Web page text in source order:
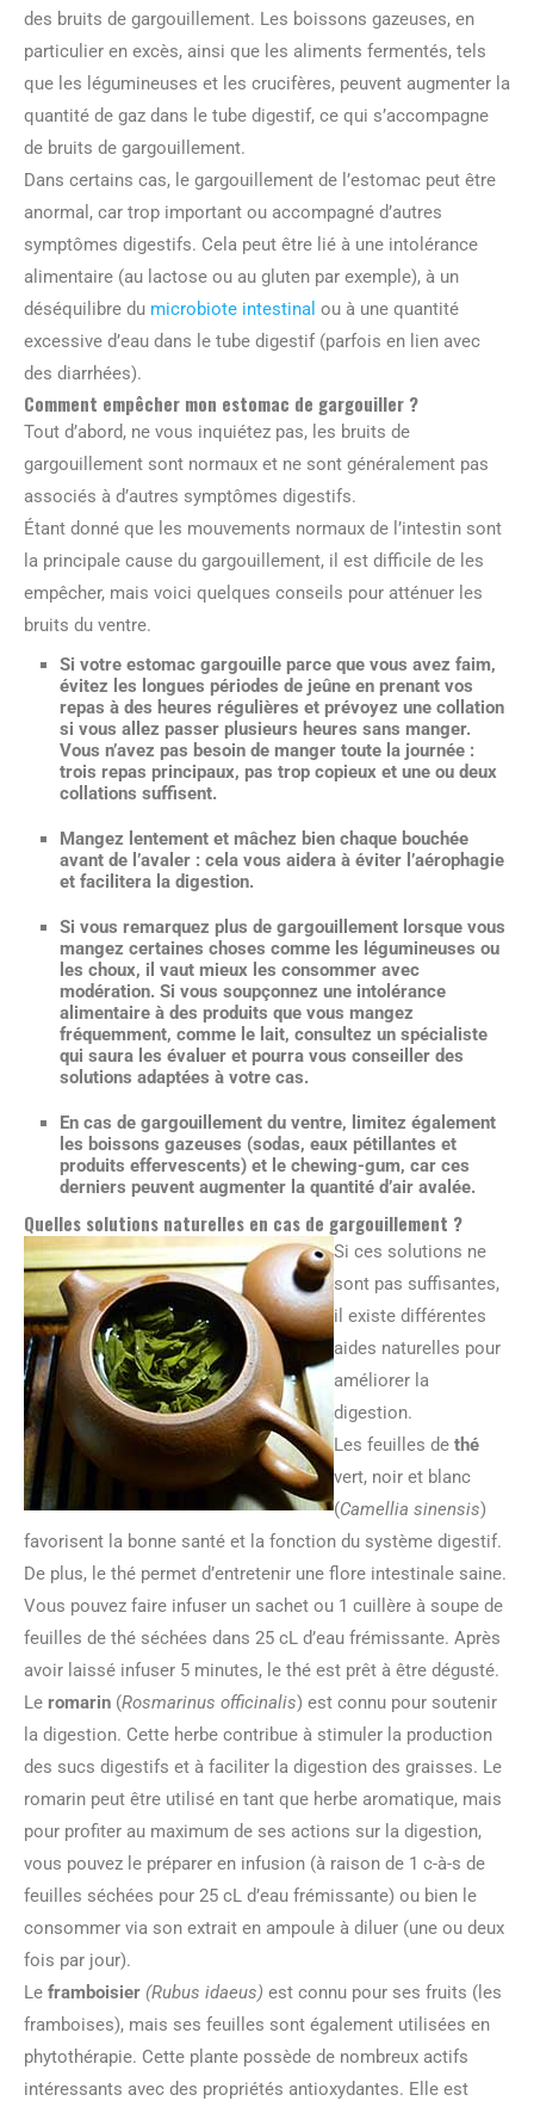
des bruits de gargouillement. Les boissons gazeuses, en
particulier en excès, ainsi que les aliments fermentés, tels
que les légumineuses et les crucifères, peuvent augmenter la
quantité de gaz dans le tube digestif, ce qui s’accompagne
de bruits de gargouillement.
Dans certains cas, le gargouillement de l’estomac peut être
anormal, car trop important ou accompagné d’autres
symptômes digestifs. Cela peut être lié à une intolérance
alimentaire (au lactose ou au gluten par exemple), à un
déséquilibre du microbiote intestinal ou à une quantité
excessive d’eau dans le tube digestif (parfois en lien avec
des diarrhées).
Comment empêcher mon estomac de gargouiller ?
Tout d’abord, ne vous inquiétez pas, les bruits de
gargouillement sont normaux et ne sont généralement pas
associés à d’autres symptômes digestifs.
Étant donné que les mouvements normaux de l’intestin sont
la principale cause du gargouillement, il est difficile de les
empêcher, mais voici quelques conseils pour atténuer les
bruits du ventre.
Si votre estomac gargouille parce que vous avez faim,
évitez les longues périodes de jeûne en prenant vos
repas à des heures régulières et prévoyez une collation
si vous allez passer plusieurs heures sans manger.
Vous n’avez pas besoin de manger toute la journée :
trois repas principaux, pas trop copieux et une ou deux
collations suffisent.
Mangez lentement et mâchez bien chaque bouchée
avant de l’avaler : cela vous aidera à éviter l’aérophagie
et facilitera la digestion.
Si vous remarquez plus de gargouillement lorsque vous
mangez certaines choses comme les légumineuses ou
les choux, il vaut mieux les consommer avec
modération. Si vous soupçonnez une intolérance
alimentaire à des produits que vous mangez
fréquemment, comme le lait, consultez un spécialiste
qui saura les évaluer et pourra vous conseiller des
solutions adaptées à votre cas.
En cas de gargouillement du ventre, limitez également
les boissons gazeuses (sodas, eaux pétillantes et
produits effervescents) et le chewing-gum, car ces
derniers peuvent augmenter la quantité d’air avalée.
Quelles solutions naturelles en cas de gargouillement ?
Si ces solutions ne
sont pas suffisantes,
il existe différentes
aides naturelles pour
améliorer la
digestion.
Les feuilles de thé
vert, noir et blanc
(Camellia sinensis)
favorisent la bonne santé et la fonction du système digestif.
De plus, le thé permet d’entretenir une flore intestinale saine.
Vous pouvez faire infuser un sachet ou 1 cuillère à soupe de
feuilles de thé séchées dans 25 cL d’eau frémissante. Après
avoir laissé infuser 5 minutes, le thé est prêt à être dégusté.
Le romarin (Rosmarinus officinalis) est connu pour soutenir
la digestion. Cette herbe contribue à stimuler la production
des sucs digestifs et à faciliter la digestion des graisses. Le
romarin peut être utilisé en tant que herbe aromatique, mais
pour profiter au maximum de ses actions sur la digestion,
vous pouvez le préparer en infusion (à raison de 1 c-à-s de
feuilles séchées pour 25 cL d’eau frémissante) ou bien le
consommer via son extrait en ampoule à diluer (une ou deux
fois par jour).
Le framboisier (Rubus idaeus) est connu pour ses fruits (les
framboises), mais ses feuilles sont également utilisées en
phytothérapie. Cette plante possède de nombreux actifs
intéressants avec des propriétés antioxydantes. Elle est